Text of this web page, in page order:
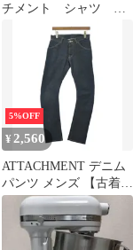
チメント シャツ サ
イズ1(S相当)
5%OFF
¥2,560
ATTACHMENT デニム
パンツ メンズ 【古着】
【中古】【送料無料】